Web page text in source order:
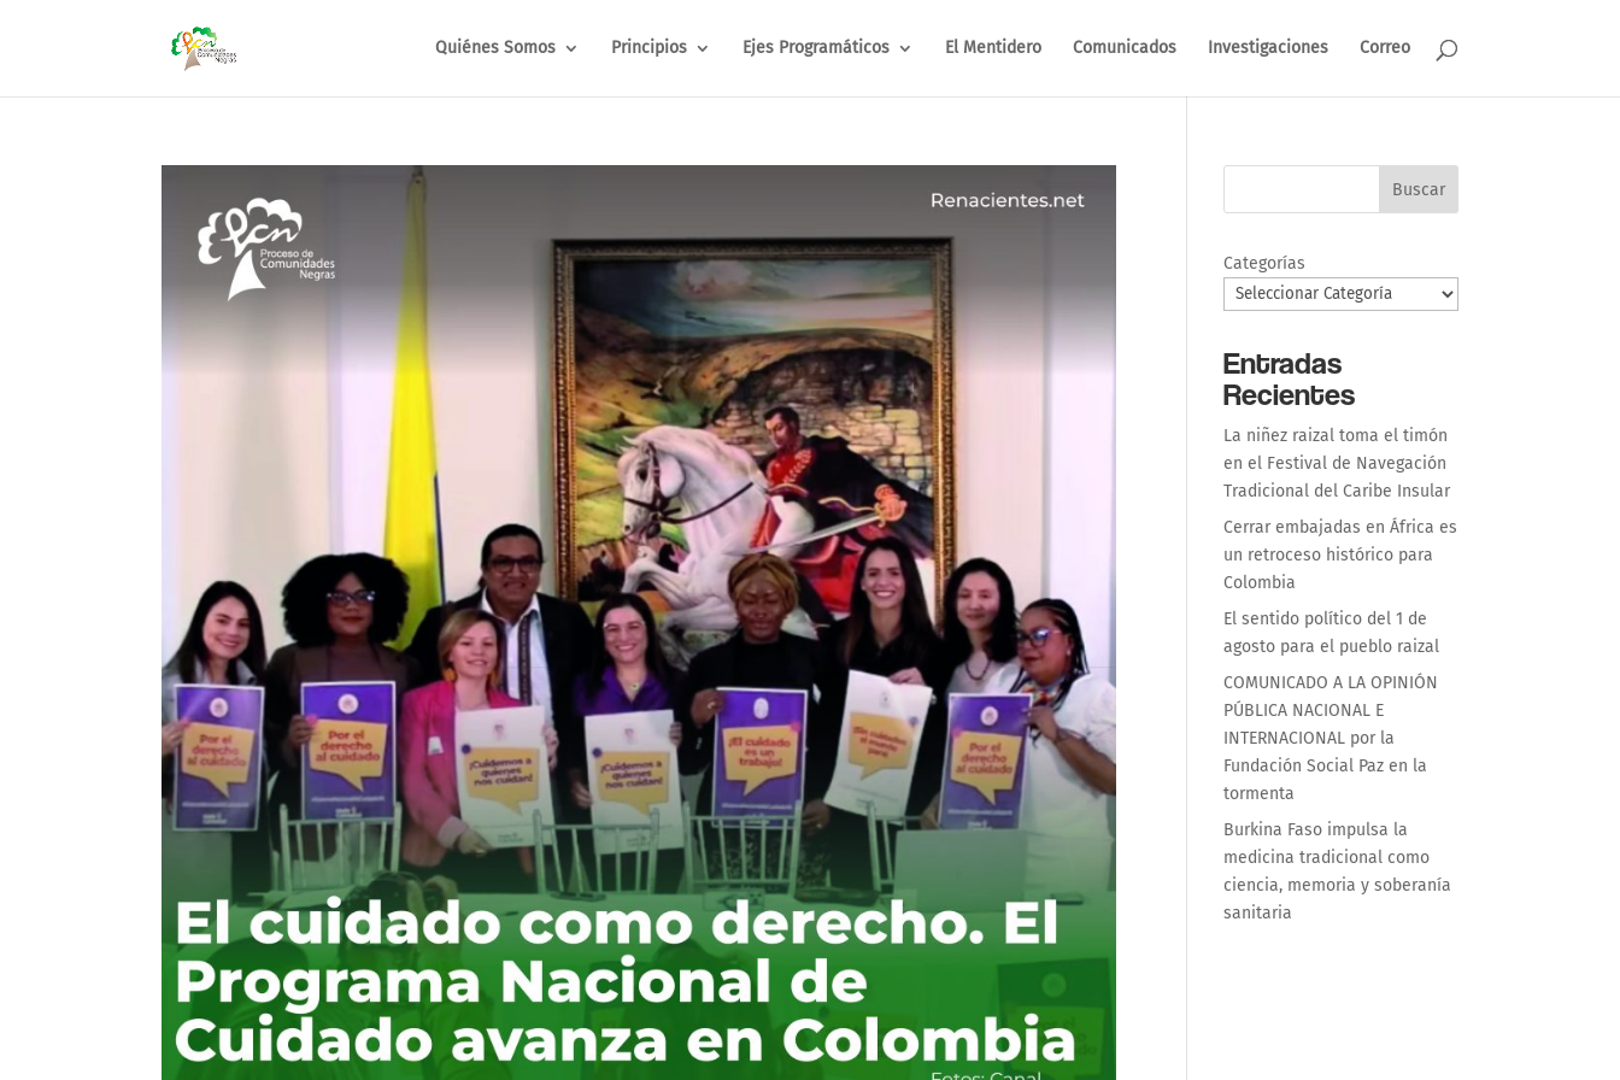
Quiénes Somos Principios Ejes Programáticos El Mentidero Comunicados Investigaciones Correo
Buscar
Categorías
Entradas
Recientes
La niñez raizal toma el timón
en el Festival de Navegación
Tradicional del Caribe Insular
Cerrar embajadas en África es
un retroceso histórico para
Colombia
El sentido político del 1 de
agosto para el pueblo raizal
COMUNICADO A LA OPINIÓN
PÚBLICA NACIONAL E
INTERNACIONAL por la
Fundación Social Paz en la
tormenta
Burkina Faso impulsa la
medicina tradicional como
ciencia, memoria y soberanía
sanitaria